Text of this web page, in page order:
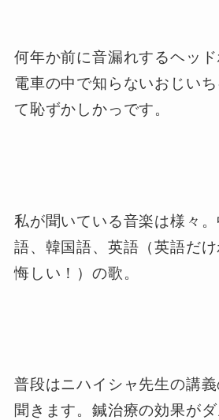
何年か前に音漏れするヘッド
電車の中で知らないおじい
て恥ずかしかっです。
私が聞いている音楽は様々
語、韓国語、英語（英語だ
悔しい！）の歌。
普段はニハイシャ先生の講
聞きます。鍼治療の効果が